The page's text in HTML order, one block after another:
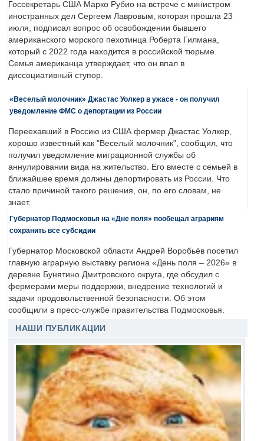
Госсекретарь США Марко Рубио на встрече с министром
иностранных дел Сергеем Лавровым, которая прошла 23
июля, подписал вопрос об освобождении бывшего
американского морского пехотинца Роберта Гилмана,
который с 2022 года находится в российской тюрьме.
Семья американца утверждает, что он впал в
диссоциативный ступор.
«Веселый молочник» Джастас Уолкер в ужасе - он получил
уведомление ФМС о депортации из России
Переехавший в Россию из США фермер Джастас Уолкер,
хорошо известный как "Веселый молочник", сообщил, что
получил уведомление миграционной службы об
аннулировании вида на жительство. Его вместе с семьей в
ближайшее время должны депортировать из России. Что
стало причиной такого решения, он, по его словам, не
знает.
Губернатор Подмосковья на «Дне поля» пообещал аграриям
сохранить все субсидии
Губернатор Московской области Андрей Воробьёв посетил
главную аграрную выставку региона «День поля – 2026» в
деревне Бунятино Дмитровского округа, где обсудил с
фермерами меры поддержки, внедрение технологий и
задачи продовольственной безопасности. Об этом
сообщили в пресс-службе правительства Подмосковья.
НАШИ ПУБЛИКАЦИИ